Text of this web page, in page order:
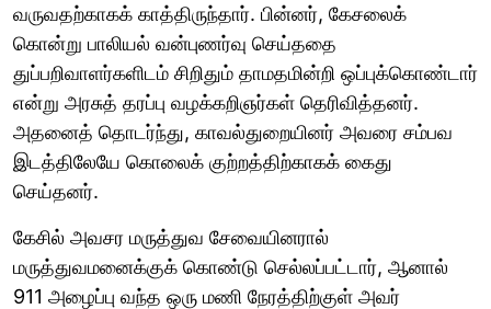
வருவதற்காகக் காத்திருந்தார். பின்னர், கேசலைக்
கொன்று பாலியல் வன்புணர்வு செய்ததை
துப்பறிவாளர்களிடம் சிறிதும் தாமதமின்றி ஒப்புக்கொண்டார்
என்று அரசுத் தரப்பு வழக்கறிஞர்கள் தெரிவித்தனர்.
அதனைத் தொடர்ந்து, காவல்துறையினர் அவரை சம்பவ
இடத்திலேயே கொலைக் குற்றத்திற்காகக் கைது
செய்தனர்.
கேசில் அவசர மருத்துவ சேவையினரால்
மருத்துவமனைக்குக் கொண்டு செல்லப்பட்டார், ஆனால்
911 அழைப்பு வந்த ஒரு மணி நேரத்திற்குள் அவர்